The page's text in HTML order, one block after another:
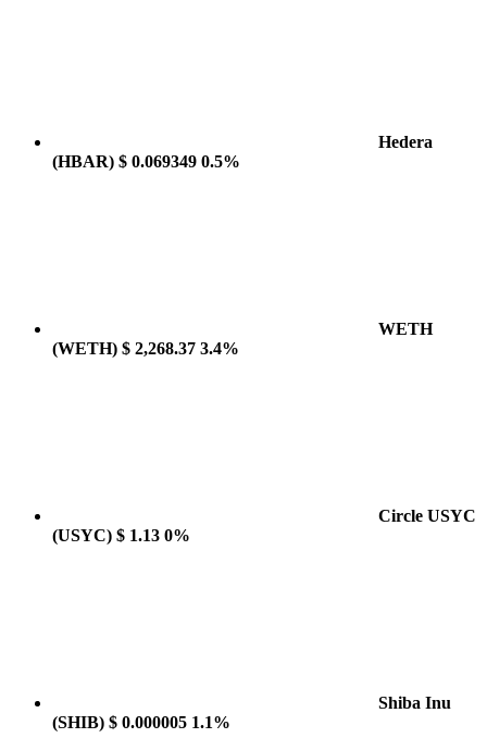
Hedera
(HBAR) $ 0.069349 0.5%
WETH
(WETH) $ 2,268.37 3.4%
Circle USYC
(USYC) $ 1.13 0%
Shiba Inu
(SHIB) $ 0.000005 1.1%